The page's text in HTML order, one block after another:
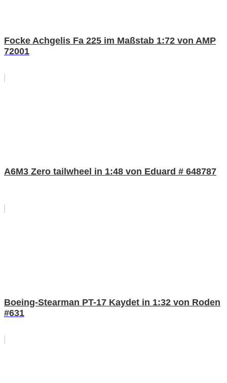
Focke Achgelis Fa 225 im Maßstab 1:72 von AMP
72001
A6M3 Zero tailwheel in 1:48 von Eduard # 648787
Boeing-Stearman PT-17 Kaydet in 1:32 von Roden
#631